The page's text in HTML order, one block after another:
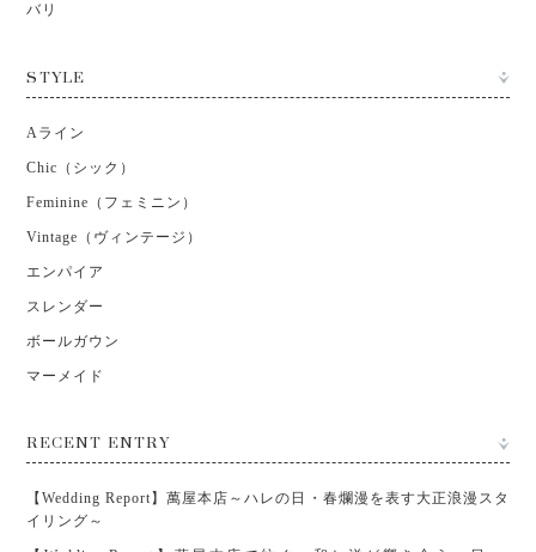
バリ
STYLE
Aライン
Chic（シック）
Feminine（フェミニン）
Vintage（ヴィンテージ）
エンパイア
スレンダー
ボールガウン
マーメイド
RECENT ENTRY
【Wedding Report】萬屋本店～ハレの日・春爛漫を表す大正浪漫スタ
イリング～